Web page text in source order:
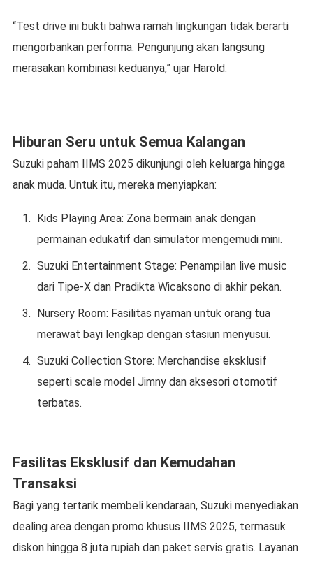
“Test drive ini bukti bahwa ramah lingkungan tidak berarti
mengorbankan performa. Pengunjung akan langsung
merasakan kombinasi keduanya,” ujar Harold.
Hiburan Seru untuk Semua Kalangan
Suzuki paham IIMS 2025 dikunjungi oleh keluarga hingga
anak muda. Untuk itu, mereka menyiapkan:
Kids Playing Area: Zona bermain anak dengan
permainan edukatif dan simulator mengemudi mini.
Suzuki Entertainment Stage: Penampilan live music
dari Tipe-X dan Pradikta Wicaksono di akhir pekan.
Nursery Room: Fasilitas nyaman untuk orang tua
merawat bayi lengkap dengan stasiun menyusui.
Suzuki Collection Store: Merchandise eksklusif
seperti scale model Jimny dan aksesori otomotif
terbatas.
Fasilitas Eksklusif dan Kemudahan
Transaksi
Bagi yang tertarik membeli kendaraan, Suzuki menyediakan
dealing area dengan promo khusus IIMS 2025, termasuk
diskon hingga 8 juta rupiah dan paket servis gratis. Layanan